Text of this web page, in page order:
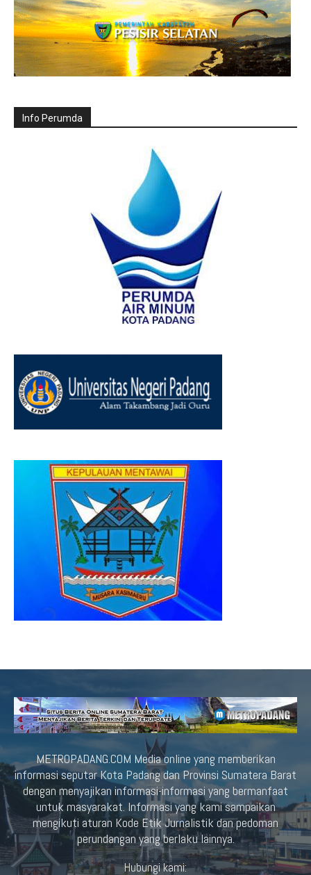
Info Perumda
METROPADANG.COM Media online yang memberikan
informasi seputar Kota Padang dan Provinsi Sumatera Barat
dengan menyajikan informasi-informasi yang bermanfaat
untuk masyarakat. Informasi yang kami sampaikan
mengikuti aturan Kode Etik Jurnalistik dan pedoman
perundangan yang berlaku lainnya.
Hubungi kami: